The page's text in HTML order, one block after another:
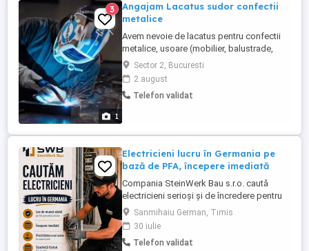
1
3
Angajam Lacatus sudor confectii
metalice
Avem nevoie de lacatus pentru confectii
metalice, usoare (mobilier, balustrade,
porti etc) Cerinte: Executa lucrari de
prelucrare a tablelor, diferitelor profile
metalice si tevi rotunde sau rectangulare
prin: taiere-debitare, ajustare, gaurire,
Sector 2, Bucuresti
2 august
Telefon validat
Electricieni lucru în Germania pe
bază de PFA, începere imediată
Compania SteinWerk Bau s.r.o. caută
electricieni serioși și de încredere pentru
colaborare în Germania. Activitatea se
desfășoară pe bază de PFA activitate
independentă. Oferim lucru stabil pe tot
parcursul anului, posibilitatea începerii
Sanmihaiu German, Timis
30 iulie
Telefon validat